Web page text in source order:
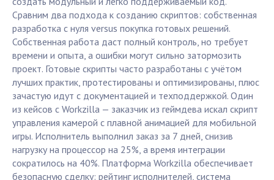
Сравним два подхода к созданию скриптов: собственная
разработка с нуля versus покупка готовых решений.
Собственная работа даст полный контроль, но требует
времени и опыта, а ошибки могут сильно затормозить
проект. Готовые скрипты часто разработаны с учётом
лучших практик, протестированы и оптимизированы, плюс
зачастую идут с документацией и техподдержкой. Один
из кейсов с Workzilla — заказчик из геймдева искал скрипт
управления камерой с плавной анимацией для мобильной
игры. Исполнитель выполнил заказ за 7 дней, снизив
нагрузку на процессор на 25%, а время интеграции
сократилось на 40%. Платформа Workzilla обеспечивает
безопасную сделку: рейтинг исполнителей, система